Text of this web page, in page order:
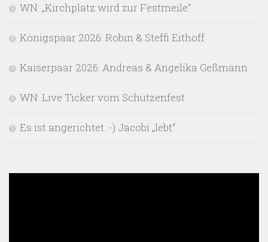
WN: „Kirchplatz wird zur Festmeile“
Königspaar 2026: Robin & Steffi Eithoff
Kaiserpaar 2026: Andreas & Angelika Geßmann
WN: Live Ticker vom Schützenfest
Es ist angerichtet :-) Jacobi „lebt“